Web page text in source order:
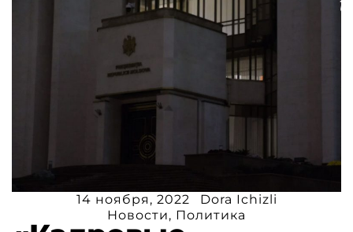
14 ноября, 2022
Dora Ichizli
Новости, Политика